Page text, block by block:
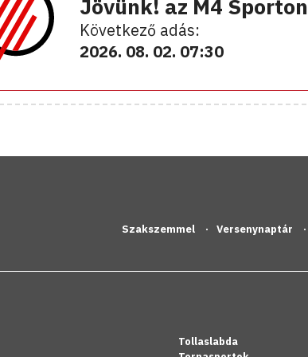
Jövünk! az M4 Sporton
Következő adás:
2026. 08. 02. 07:30
Szakszemmel Versenynaptár
Tollaslabda